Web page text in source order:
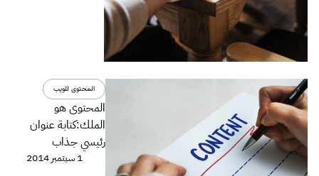
المحتوى للويب
المحتوى هو
الملك:كتابة عنوان
رئيسي جذاب
1 سبتمبر 2014